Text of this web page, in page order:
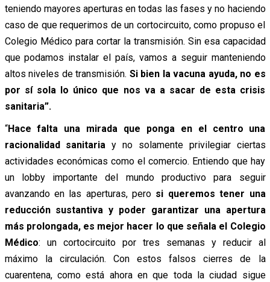
teniendo mayores aperturas en todas las fases y no haciendo
caso de que requerimos de un cortocircuito, como propuso el
Colegio Médico para cortar la transmisión. Sin esa capacidad
que podamos instalar el país, vamos a seguir manteniendo
altos niveles de transmisión. Si bien la vacuna ayuda, no es
por sí sola lo único que nos va a sacar de esta crisis
sanitaria”.
“Hace falta una mirada que ponga en el centro una
racionalidad sanitaria y no solamente privilegiar ciertas
actividades económicas como el comercio. Entiendo que hay
un lobby importante del mundo productivo para seguir
avanzando en las aperturas, pero si queremos tener una
reducción sustantiva y poder garantizar una apertura
más prolongada, es mejor hacer lo que señala el Colegio
Médico: un cortocircuito por tres semanas y reducir al
máximo la circulación. Con estos falsos cierres de la
cuarentena, como está ahora en que toda la ciudad sigue